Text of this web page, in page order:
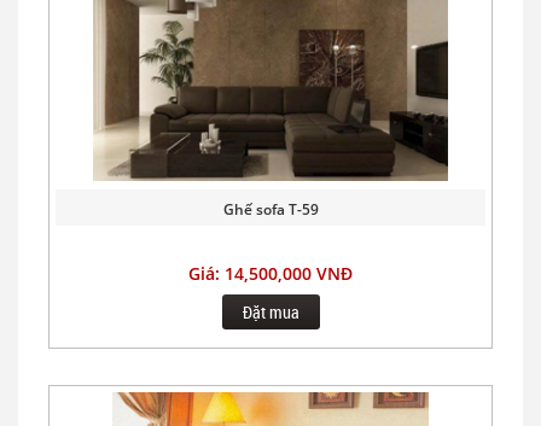
Ghế sofa T-59
Giá: 14,500,000 VNĐ
Đặt mua